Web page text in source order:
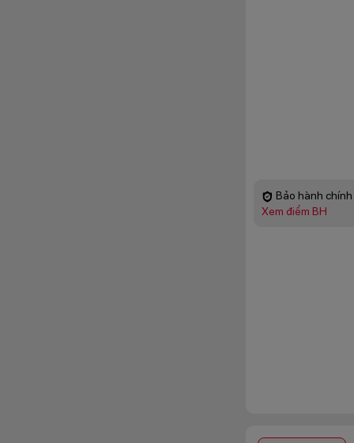
Bảo hành
Xem điểm BH